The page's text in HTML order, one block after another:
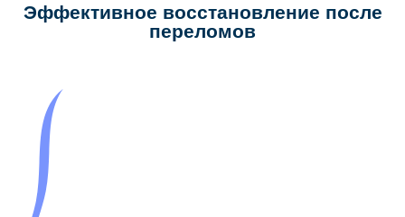
Эффективное восстановление после
переломов